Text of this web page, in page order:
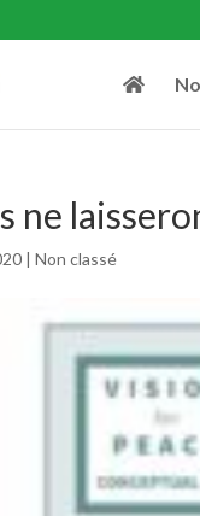
ne
|Non classé